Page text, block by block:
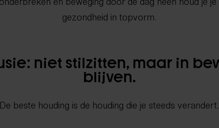
gezondheid in topvorm.
niet stilzitten, maar in
blijven.
beste houding is de houding die je steeds